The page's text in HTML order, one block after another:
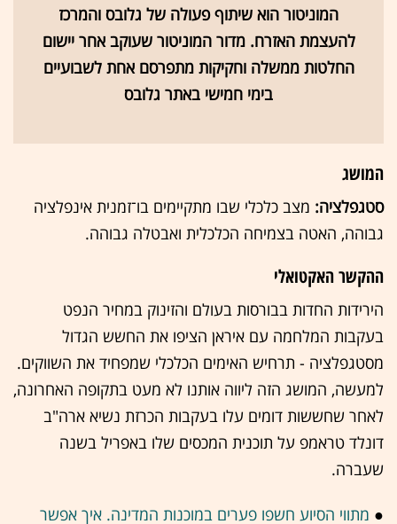
המוניטור הוא שיתוף פעולה של גלובס והמרכז
להעצמת האזרח. מדור המוניטור שעוקב אחר יישום
החלטות ממשלה וחקיקות מתפרסם אחת לשבועיים
בימי חמישי באתר גלובס
המושג
סטגפלציה: מצב כלכלי שבו מתקיימים בו־זמנית אינפלציה
גבוהה, האטה בצמיחה הכלכלית ואבטלה גבוהה.
ההקשר האקטואלי
הירידות החדות בבורסות בעולם והזינוק במחיר הנפט
בעקבות המלחמה עם איראן הציפו את החשש הגדול
מסטגפלציה - תרחיש האימים הכלכלי שמפחיד את השווקים.
למעשה, המושג הזה ליווה אותנו לא מעט בתקופה האחרונה,
לאחר שחששות דומים עלו בעקבות הכרזת נשיא ארה"ב
דונלד טראמפ על תוכנית המכסים שלו באפריל בשנה
שעברה.
● מתווי הסיוע חשפו פערים במוכנות המדינה. איך אפשר